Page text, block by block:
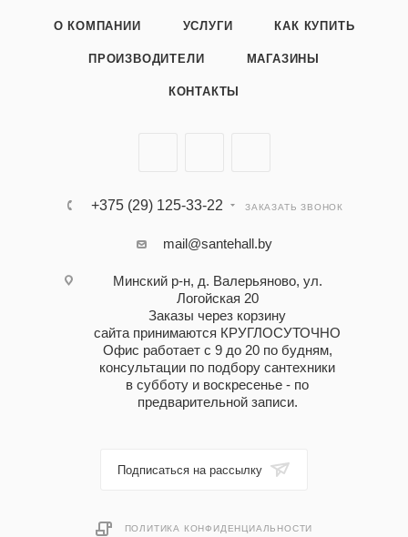
О КОМПАНИИ УСЛУГИ КАК КУПИТЬ
ПРОИЗВОДИТЕЛИ МАГАЗИНЫ
КОНТАКТЫ
+375 (29) 125-33-22 ЗАКАЗАТЬ ЗВОНОК
mail@santehall.by
Минский р-н, д. Валерьяново, ул.
Логойская 20
Заказы через корзину
сайта принимаются КРУГЛОСУТОЧНО
Офис работает с 9 до 20 по будням,
консультации по подбору сантехники
в субботу и воскресенье - по
предварительной записи.
Подписаться на рассылку
ПОЛИТИКА КОНФИДЕНЦИАЛЬНОСТИ